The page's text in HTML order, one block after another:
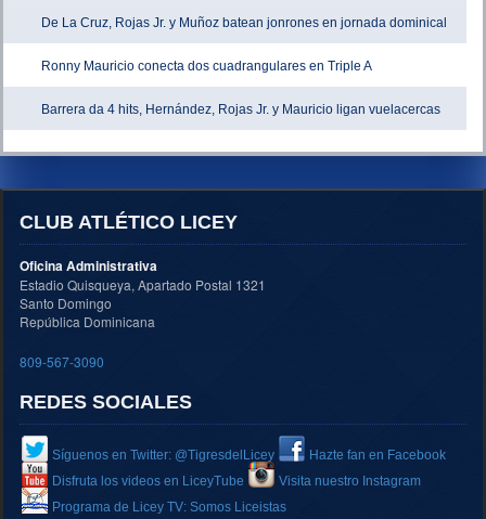
De La Cruz, Rojas Jr. y Muñoz batean jonrones en jornada dominical
Ronny Mauricio conecta dos cuadrangulares en Triple A
Barrera da 4 hits, Hernández, Rojas Jr. y Mauricio ligan vuelacercas
CLUB ATLÉTICO LICEY
Oficina Administrativa
Estadio Quisqueya, Apartado Postal 1321
Santo Domingo
República Dominicana
809-567-3090
REDES SOCIALES
Síguenos en Twitter: @TigresdelLicey
Hazte fan en Facebook
Disfruta los videos en LiceyTube
Visita nuestro Instagram
Programa de Licey TV: Somos Liceistas